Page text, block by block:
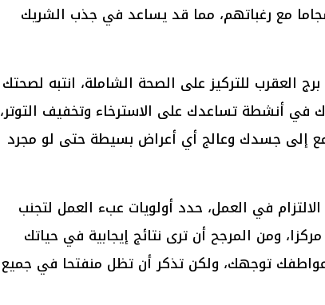
مع رغباتهم، مما قد يساعد في جذب الشريك
العقرب للتركيز على الصحة الشاملة، انتبه لصحتك
في أنشطة تساعدك على الاسترخاء وتخفيف التوتر،
إلى جسدك وعالج أي أعراض بسيطة حتى لو مجرد
في العمل، حدد أولويات عبء العمل لتجنب
ومن المرجح أن ترى نتائج إيجابية في حياتك
توجهك، ولكن تذكر أن تظل منفتحا في جميع